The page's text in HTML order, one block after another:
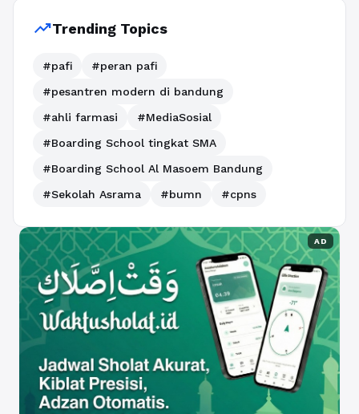
trending_upTrending Topics
#pafi
#peran pafi
#pesantren modern di bandung
#ahli farmasi
#MediaSosial
#Boarding School tingkat SMA
#Boarding School Al Masoem Bandung
#Sekolah Asrama
#bumn #cpns
AD